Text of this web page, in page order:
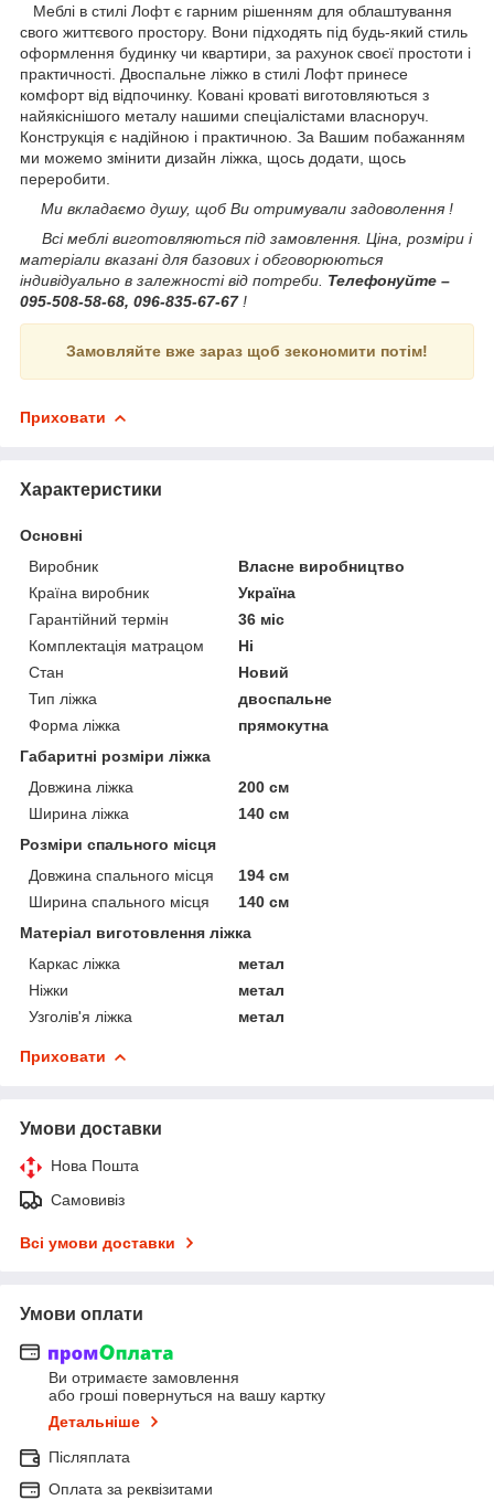
Меблі в стилі Лофт є гарним рішенням для облаштування
свого життєвого простору. Вони підходять під будь-який стиль
оформлення будинку чи квартири, за рахунок своєї простоти і
практичності. Двоспальне ліжко в стилі Лофт принесе
комфорт від відпочинку. Ковані кроваті виготовляються з
найякіснішого металу нашими спеціалістами власноруч.
Конструкція є надійною і практичною. За Вашим побажанням
ми можемо змінити дизайн ліжка, щось додати, щось
переробити.
Ми вкладаємо душу, щоб Ви отримували задоволення !
Всі меблі виготовляються під замовлення. Ціна, розміри і
матеріали вказані для базових і обговорюються
індивідуально в залежності від потреби. Телефонуйте –
095-508-58-68, 096-835-67-67 !
Замовляйте вже зараз щоб зекономити потім!
Приховати
Характеристики
Основні
Виробник
Власне виробництво
Країна виробник
Україна
Гарантійний термін
36 міс
Комплектація матрацом
Ні
Стан
Новий
Тип ліжка
двоспальне
Форма ліжка
прямокутна
Габаритні розміри ліжка
Довжина ліжка
200 см
Ширина ліжка
140 см
Розміри спального місця
Довжина спального місця
194 см
Ширина спального місця
140 см
Матеріал виготовлення ліжка
Каркас ліжка
метал
Ніжки
метал
Узголів'я ліжка
метал
Приховати
Умови доставки
Нова Пошта
Самовивіз
Всі умови доставки
Умови оплати
Ви отримаєте замовлення
або гроші повернуться на вашу картку
Детальніше
Післяплата
Оплата за реквізитами